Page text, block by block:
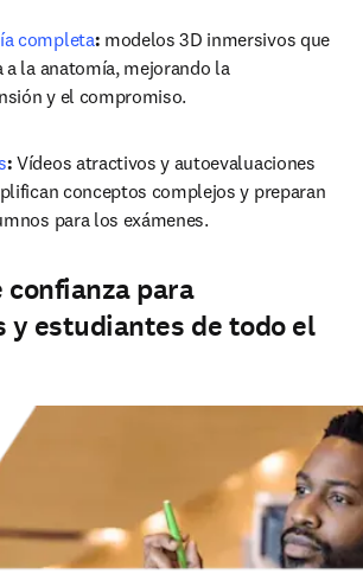
completa: modelos 3D inmersivos que
a la anatomía, mejorando la
y el compromiso.
: Vídeos atractivos y autoevaluaciones
conceptos complejos y preparan
para los exámenes.
confianza para
y estudiantes de todo el